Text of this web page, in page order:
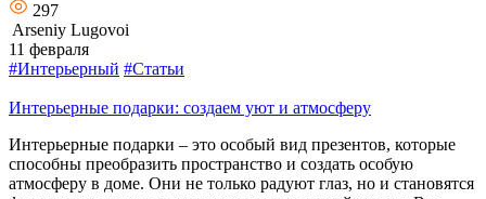
297
Arseniy Lugovoi
11 февраля
#Интерьерный #Статьи
Интерьерные подарки: создаем уют и атмосферу
Интерьерные подарки – это особый вид презентов, которые
способны преобразить пространство и создать особую
атмосферу в доме. Они не только радуют глаз, но и становятся